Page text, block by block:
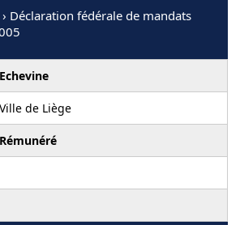
Déclaration fédérale de mandats
Echevine
Ville de Liège
Rémunéré